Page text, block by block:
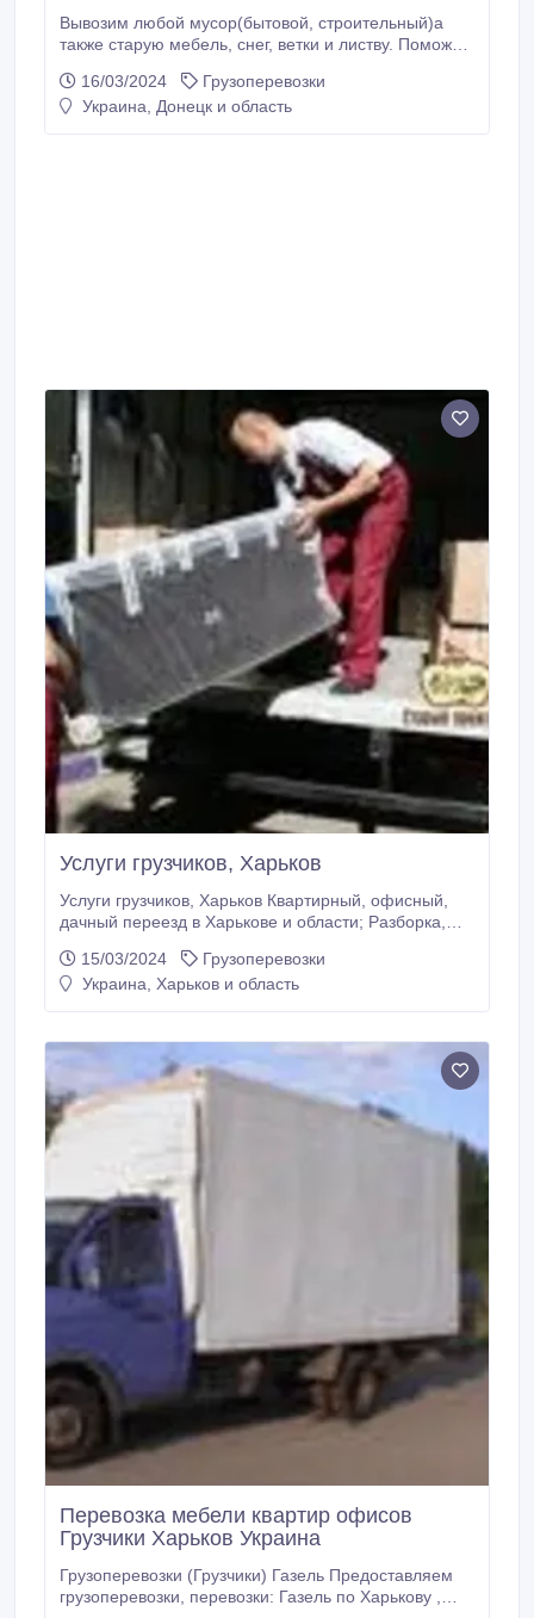
Вывозим любой мусор(бытовой, строительный)а
также старую мебель, снег, ветки и листву. Поможем
также в квартирном, офисном переезде Перевезем
( мебель, пианино, быт.технику, сейфы,
16/03/2024
Грузоперевозки
Украина, Донецк и область
Услуги грузчиков, Харьков
Услуги грузчиков, Харьков Квартирный, офисный,
дачный переезд в Харькове и области; Разборка,
и погрузочные работы; Транспортировка сейфов,
пианино, банкоматов; Доставка крупной бытовой
строительства; Вывоз строительного мусора в
Харькове Так же перевозки-переезды Газели по г.
15/03/2024
Грузоперевозки
Украина, Харьков и область
Перевозка мебели квартир офисов
Грузчики Харьков Украина
Грузоперевозки (Грузчики) Газель Предоставляем
грузоперевозки, перевозки: Газель по Харькову ,